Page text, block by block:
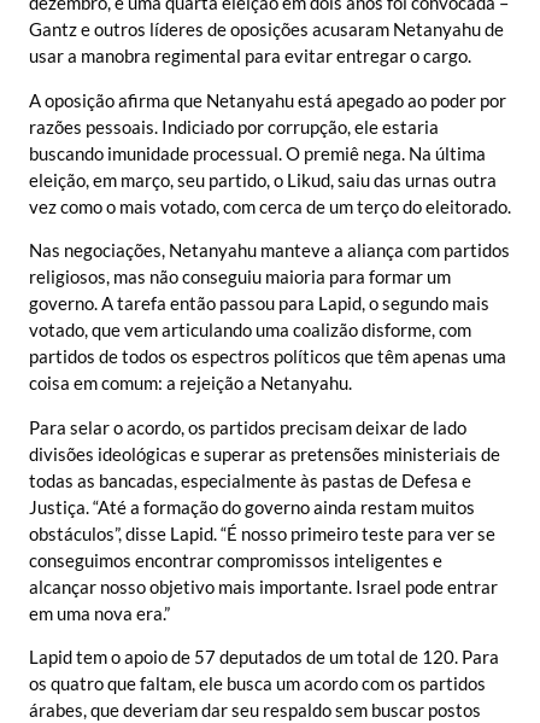
Gantz e outros líderes de oposições acusaram Netanyahu de
usar a manobra regimental para evitar entregar o cargo.
A oposição afirma que Netanyahu está apegado ao poder por
razões pessoais. Indiciado por corrupção, ele estaria
buscando imunidade processual. O premiê nega. Na última
eleição, em março, seu partido, o Likud, saiu das urnas outra
vez como o mais votado, com cerca de um terço do eleitorado.
Nas negociações, Netanyahu manteve a aliança com partidos
religiosos, mas não conseguiu maioria para formar um
governo. A tarefa então passou para Lapid, o segundo mais
votado, que vem articulando uma coalizão disforme, com
partidos de todos os espectros políticos que têm apenas uma
coisa em comum: a rejeição a Netanyahu.
Para selar o acordo, os partidos precisam deixar de lado
divisões ideológicas e superar as pretensões ministeriais de
todas as bancadas, especialmente às pastas de Defesa e
Justiça. “Até a formação do governo ainda restam muitos
obstáculos”, disse Lapid. “É nosso primeiro teste para ver se
conseguimos encontrar compromissos inteligentes e
alcançar nosso objetivo mais importante. Israel pode entrar
em uma nova era.”
Lapid tem o apoio de 57 deputados de um total de 120. Para
os quatro que faltam, ele busca um acordo com os partidos
árabes, que deveriam dar seu respaldo sem buscar postos